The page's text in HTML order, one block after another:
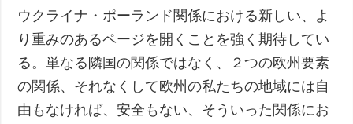
ウクライナ・ポーランド関係における新しい、よ
り重みのあるページを開くことを強く期待してい
る。単なる隣国の関係ではなく、２つの欧州要素
の関係、それなくして欧州の私たちの地域には自
由もなければ、安全もない、そういった関係にお